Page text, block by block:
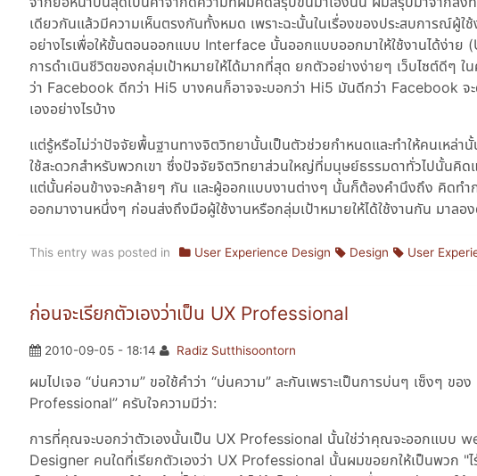
เดียวกันแล้วมีความเห็นตรงกันทั้งหมด เพราะฉะนั้นในเรื่องของประสบการณ์ผู้
อย่างไรเพื่อให้ขั้นตอนออกแบบ Interface นั้นออกแบบออกมาให้ใช้งานได้ง่า
การดำเนินชีวิตของกลุ่มเป้าหมายให้ได้มากที่สุด ยกตัวอย่างง่ายๆ เว็บไซต์ดีๆ
ว่า Facebook ดีกว่า Hi5 บางคนก็อาจจะบอกว่า Hi5 มันดีกว่า Facebook จ
เองอย่างไรบ้าง
แต่รู้หรือไม่ว่าปัจจัยพื้นฐานทางจิตวิทยานั้นเป็นตัวช่วยกำหนดและทำให้คนเหล่า
ใช้สะดวกสำหรับพวกเขา ซึ่งปัจจัยจิตวิทยาส่วนใหญ่ที่มนุษย์ธรรมดาทั่วไปนั้นคิดแ
แต่นั้นค่อนข้างจะคล้ายๆ กัน และผู้ออกแบบงานต่างๆ นั้นก็ต้องคำนึงถึง คิดท
ออกมางานหนึ่งๆ ก่อนส่งถึงมือผู้ใช้งานหรือกลุ่มเป้าหมายให้ได้ใช้งานกัน มาล
This entry was posted in User Experience Design Design User
ก่อนจะเรียกตัวเองว่าเป็น UX Professional
2010-09-05 - 18:14 Radiz Sutthisoontorn
ผมไปเจอ บ่นความ ขอใช้คำว่า บ่นความ ละกันเพราะเป็นการบ่นๆ เซ็งๆ ข
Professional
ครับใจความมีว่า:
การที่คุณจะบอกว่าตัวเองนั้นเป็น UX Professional นั้นใช่ว่าคุณจะออกแบบ
Designer คนใดที่เรียกตัวเองว่า UX Professional นั้นผมขอยกให้เป็นพวก "